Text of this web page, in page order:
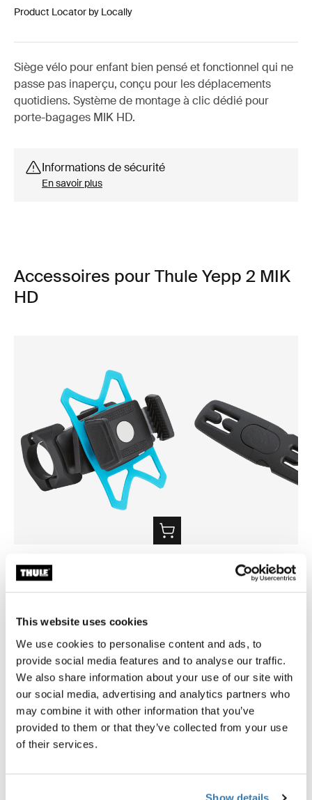
This website uses cookies
We use cookies to personalise content and ads, to
provide social media features and to analyse our traffic.
We also share information about your use of our site with
our social media, advertising and analytics partners who
may combine it with other information that you’ve
provided to them or that they’ve collected from your use
of their services.
Product Locator by Locally
Siège vélo pour enfant bien pensé et fonctionnel qui ne
passe pas inaperçu, conçu pour les déplacements
quotidiens. Système de montage à clic dédié pour
porte-bagages MIK HD.
Informations de sécurité
En savoir plus
Accessoires pour Thule Yepp 2 MIK
HD
Thule smartphone bike mount
fixation de guidon smartphone noire
Thule Yepp harness clip
clip harnais noir
Toggle overview
Description du produit